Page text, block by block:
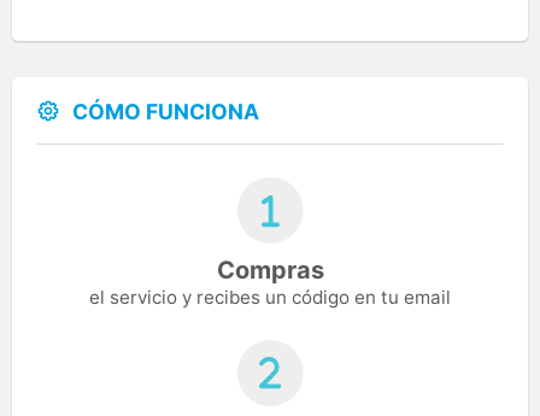
CÓMO FUNCIONA
Compras
el servicio y recibes un código en tu email